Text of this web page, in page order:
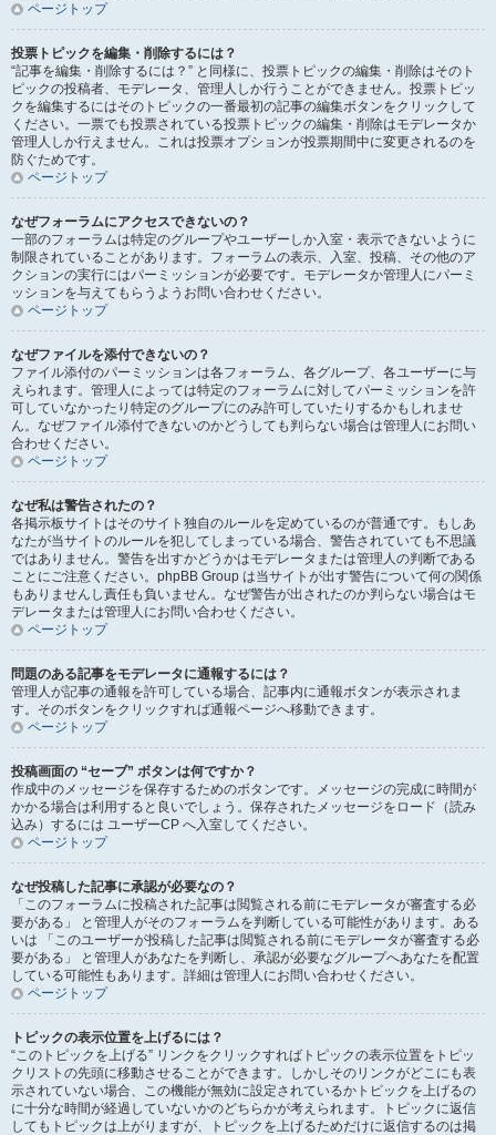
ページトップ
投票トピックを編集・削除するには？
“記事を編集・削除するには？” と同様に、投票トピックの編集・削除はそのト
ピックの投稿者、モデレータ、管理人しか行うことができません。投票トピッ
クを編集するにはそのトピックの一番最初の記事の編集ボタンをクリックして
ください。一票でも投票されている投票トピックの編集・削除はモデレータか
管理人しか行えません。これは投票オプションが投票期間中に変更されるのを
防ぐためです。
ページトップ
なぜフォーラムにアクセスできないの？
一部のフォーラムは特定のグループやユーザーしか入室・表示できないように
制限されていることがあります。フォーラムの表示、入室、投稿、その他のア
クションの実行にはパーミッションが必要です。モデレータか管理人にパーミ
ッションを与えてもらうようお問い合わせください。
ページトップ
なぜファイルを添付できないの？
ファイル添付のパーミッションは各フォーラム、各グループ、各ユーザーに与
えられます。管理人によっては特定のフォーラムに対してパーミッションを許
可していなかったり特定のグループにのみ許可していたりするかもしれませ
ん。なぜファイル添付できないのかどうしても判らない場合は管理人にお問い
合わせください。
ページトップ
なぜ私は警告されたの？
各掲示板サイトはそのサイト独自のルールを定めているのが普通です。もしあ
なたが当サイトのルールを犯してしまっている場合、警告されていても不思議
ではありません。警告を出すかどうかはモデレータまたは管理人の判断である
ことにご注意ください。phpBB Group は当サイトが出す警告について何の関係
もありませんし責任も負いません。なぜ警告が出されたのか判らない場合はモ
デレータまたは管理人にお問い合わせください。
ページトップ
問題のある記事をモデレータに通報するには？
管理人が記事の通報を許可している場合、記事内に通報ボタンが表示されま
す。そのボタンをクリックすれば通報ページへ移動できます。
ページトップ
投稿画面の “セーブ” ボタンは何ですか？
作成中のメッセージを保存するためのボタンです。メッセージの完成に時間が
かかる場合は利用すると良いでしょう。保存されたメッセージをロード（読み
込み）するには ユーザーCP へ入室してください。
ページトップ
なぜ投稿した記事に承認が必要なの？
「このフォーラムに投稿された記事は閲覧される前にモデレータが審査する必
要がある」 と管理人がそのフォーラムを判断している可能性があります。ある
いは 「このユーザーが投稿した記事は閲覧される前にモデレータが審査する必
要がある」 と管理人があなたを判断し、承認が必要なグループへあなたを配置
している可能性もあります。詳細は管理人にお問い合わせください。
ページトップ
トピックの表示位置を上げるには？
“このトピックを上げる” リンクをクリックすればトピックの表示位置をトピッ
クリストの先頭に移動させることができます。しかしそのリンクがどこにも表
示されていない場合、この機能が無効に設定されているかトピックを上げるの
に十分な時間が経過していないかのどちらかが考えられます。トピックに返信
してもトピックは上がりますが、トピックを上げるためだけに返信するのは掲